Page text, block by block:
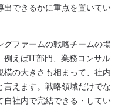
できるかに重点を置いてい
ファームの戦略チームの場
えばIT部門、業務コンサル
の大きさも相まって、社内
えます。戦略領域だけでな
自社内で完結できる・してい